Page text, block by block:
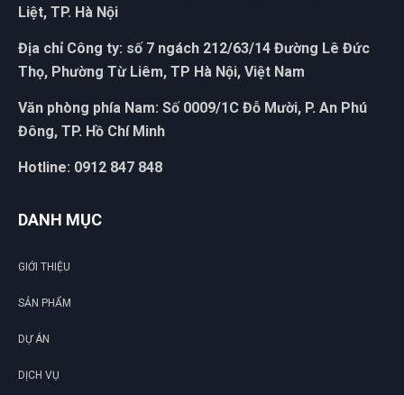
Liệt, TP. Hà Nội
Địa chỉ Công ty: số 7 ngách 212/63/14 Đường Lê Đức
Thọ, Phường Từ Liêm, TP Hà Nội, Việt Nam
Văn phòng phía Nam: Số 0009/1C Đỗ Mười, P. An Phú
Đông, TP. Hồ Chí Minh
Hotline: 0912 847 848
DANH MỤC
GIỚI THIỆU
SẢN PHẨM
DỰ ÁN
DỊCH VỤ